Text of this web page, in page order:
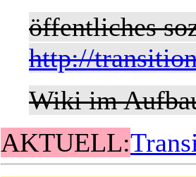
öffentliches
http://
Wiki im
AKTUELL: